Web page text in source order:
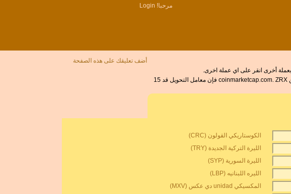
مرحبا! Login
The 0x هو العملة في أي بلد. الرمز من أجل ZRX يمكن كتابة ZRX. اسعار الصرف لthe 0x تم اخر تحديث علي 26 ، %M ، 2024 من coinmarketcap.com. ZRX فإن معامل التحويل قد 15
أضف تعليقك على هذه الصفحة
الكوستاريكي القولون (CRC)
الليرة التركية الجديدة (TRY)
الليرة السورية (SYP)
الليره اللبنانيه (LBP)
المكسيكي unidad دي عكس (MXV)